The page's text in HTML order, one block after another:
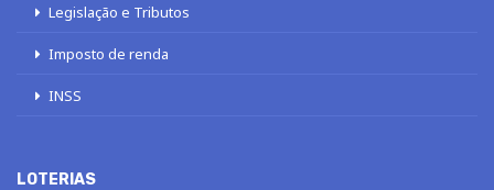
Legislação e Tributos
Imposto de renda
INSS
LOTERIAS